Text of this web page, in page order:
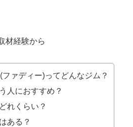
材経験から
ファディー)ってどんなジム？
人におすすめ？
れくらい？
ある？